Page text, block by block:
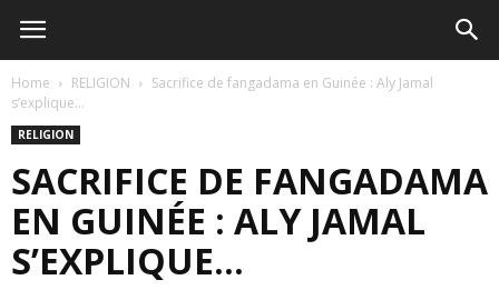
Home RELIGION
Sacrifice de fangadama en Guinée : Aly Jamal
s’explique…
RELIGION
SACRIFICE DE FANGADAMA
EN GUINÉE : ALY JAMAL
S’EXPLIQUE…